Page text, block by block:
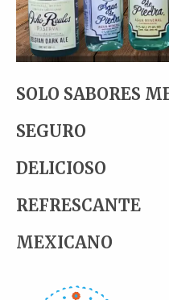
SOLO SABORES
SEGURO
DELICIOSO
REFRESCANTE
MEXICANO